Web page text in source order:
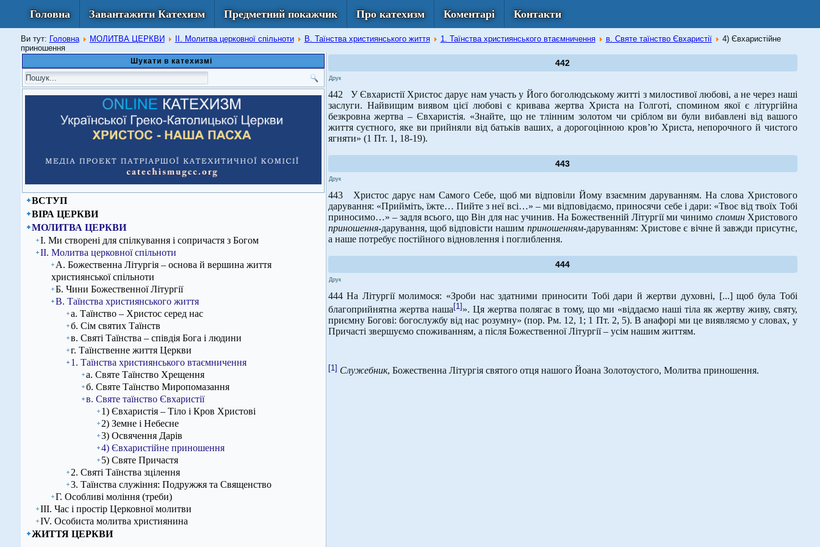
Головна Завантажити Катехизм Предметний покажчик Про катехизм Коментарі Контакти
Ви тут: Головна МОЛИТВА ЦЕРКВИ ІІ. Молитва церковної спільноти В. Таїнства християнського життя 1. Таїнства християнського втаємничення в. Святе таїнство Євхаристії
4) Євхаристійне
приношення
Шукати в катехизмі
ВСТУП
ВІРА ЦЕРКВИ
МОЛИТВА ЦЕРКВИ
І. Ми створені для спілкування і сопричастя з Богом
ІІ. Молитва церковної спільноти
А. Божественна Літургія – основа й вершина життя
християнської спільноти
Б. Чини Божественної Літургії
В. Таїнства християнського життя
а. Таїнство – Христос серед нас
б. Сім святих Таїнств
в. Святі Таїнства – співдія Бога і людини
г. Таїнственне життя Церкви
1. Таїнства християнського втаємничення
а. Святе Таїнство Хрещення
б. Святе Таїнство Миропомазання
в. Святе таїнство Євхаристії
1) Євхаристія – Тіло і Кров Христові
2) Земне і Небесне
3) Освячення Дарів
4) Євхаристійне приношення
5) Святе Причастя
2. Святі Таїнства зцілення
3. Таїнства служіння: Подружжя та Священство
Г. Особливі моління (треби)
ІІІ. Час і простір Церковної молитви
ІV. Особиста молитва християнина
ЖИТТЯ ЦЕРКВИ
442
Друк
442 У Євхаристії Христос дарує нам участь у Його боголюдському житті з милостивої любові, а не через наші
заслуги. Найвищим виявом цієї любові є кривава жертва Христа на Голготі, спомином якої є літургійна
безкровна жертва – Євхаристія. «Знайте, що не тлінним золотом чи сріблом ви були вибавлені від вашого
життя суєтного, яке ви прийняли від батьків ваших, а дорогоцінною кров’ю Христа, непорочного й чистого
ягняти» (1 Пт. 1, 18-19).
443
Друк
443 Христос дарує нам Самого Себе, щоб ми відповіли Йому взаємним даруванням. На слова Христового
дарування: «Прийміть, їжте… Пийте з неї всі…» – ми відповідаємо, приносячи себе і дари: «Твоє від твоїх Тобі
приносимо…» – задля всього, що Він для нас учинив. На Божественній Літургії ми чинимо споминХристового
приношення-дарування, щоб відповісти нашим приношенням-даруванням: Христове є вічне й завжди присутнє,
а наше потребує постійного відновлення і поглиблення.
444
Друк
444 На Літургії молимося: «Зроби нас здатними приносити Тобі дари й жертви духовні, [...] щоб була Тобі
благоприйнятна жертва наша [1] ». Ця жертва полягає в тому, що ми «віддаємо наші тіла як жертву живу, святу,
приємну Богові: богослужбу від нас розумну» (пор. Рм. 12, 1; 1 Пт. 2, 5). В анафорі ми це виявляємо у словах, у
Причасті звершуємо споживанням, а після Божественної Літургії – усім нашим життям.
[1] Служебник, Божественна Літургія святого отця нашого Йоана Золотоустого, Молитва приношення.